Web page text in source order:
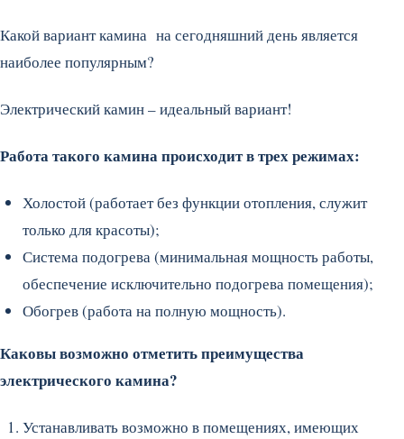
Какой вариант камина на сегодняшний день является
наиболее популярным?
Электрический камин – идеальный вариант!
Работа такого камина происходит в трех режимах:
Холостой (работает без функции отопления, служит
только для красоты);
Система подогрева (минимальная мощность работы,
обеспечение исключительно подогрева помещения);
Обогрев (работа на полную мощность).
Каковы возможно отметить преимущества
электрического камина?
Устанавливать возможно в помещениях, имеющих